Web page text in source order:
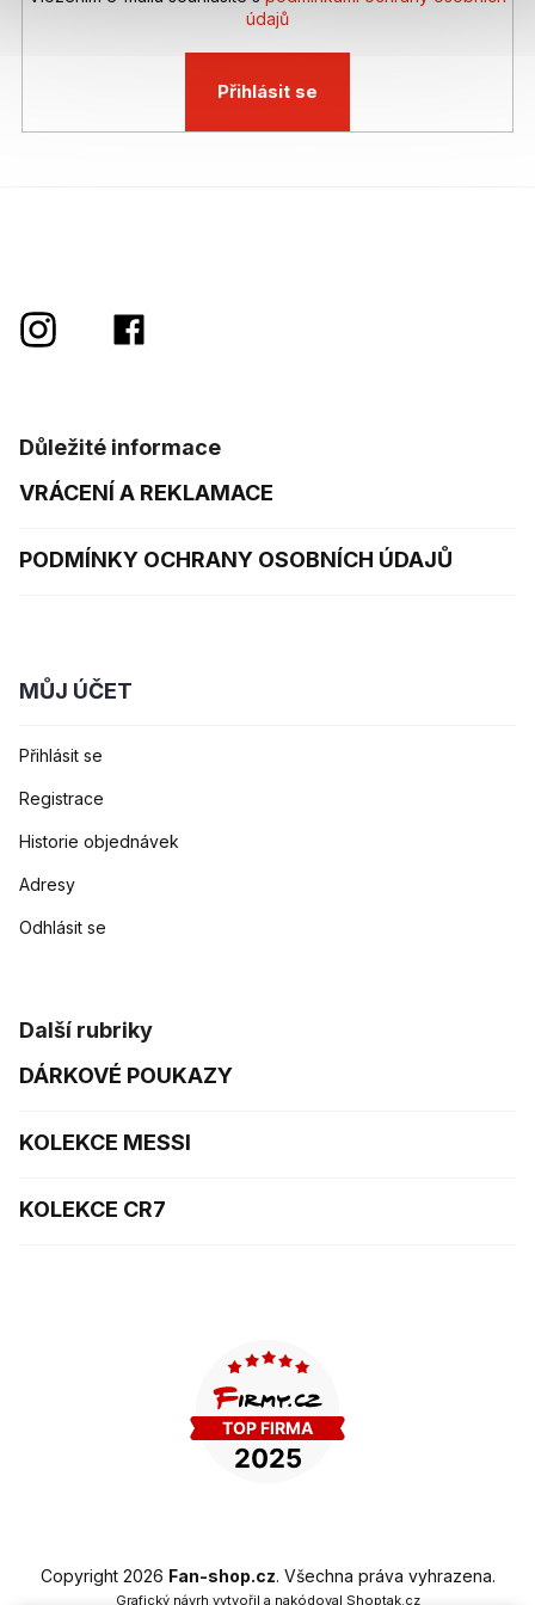
údajů
Přihlásit se
Důležité informace
VRÁCENÍ A REKLAMACE
PODMÍNKY OCHRANY OSOBNÍCH ÚDAJŮ
MŮJ ÚČET
Přihlásit se
Registrace
Historie objednávek
Adresy
Odhlásit se
Další rubriky
DÁRKOVÉ POUKAZY
KOLEKCE MESSI
KOLEKCE CR7
Copyright 2026 Fan-shop.cz. Všechna práva vyhrazena.
Grafický návrh vytvořil a nakódoval Shoptak.cz